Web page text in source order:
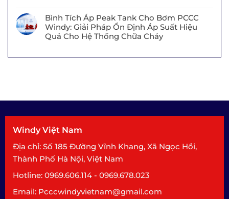
Bình Tích Áp Peak Tank Cho Bơm PCCC
Windy: Giải Pháp Ổn Định Áp Suất Hiệu
Quả Cho Hệ Thống Chữa Cháy
Windy Việt Nam
Địa chỉ: Số 185 Đường Vĩnh Khang, Xã Ngọc Hồi,
Thành Phố Hà Nội, Việt Nam
Hotline: 0969.606.114 - 0969.678.023
Email: Pcccwindyvietnam@gmail.com